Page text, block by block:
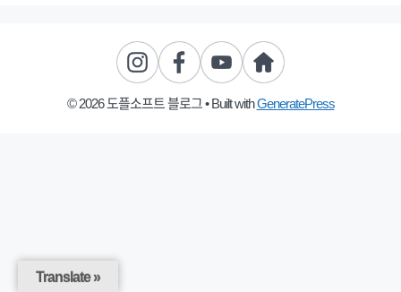
© 2026 도플소프트 블로그• Built withGeneratePress
Translate »